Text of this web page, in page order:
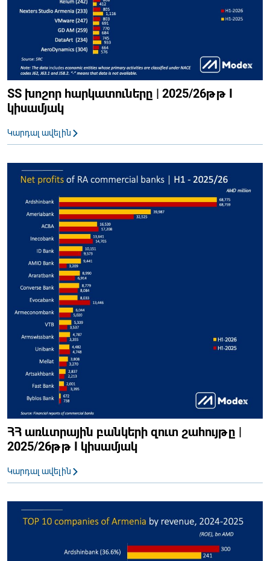
ՏՏ խոշոր հարկատուները | 2025/26թթ I
կիսամյակ
Կարդալ ավելին
ՀՀ առևտրային բանկերի զուտ շահույթը |
2025/26թթ I կիսամյակ
Կարդալ ավելին